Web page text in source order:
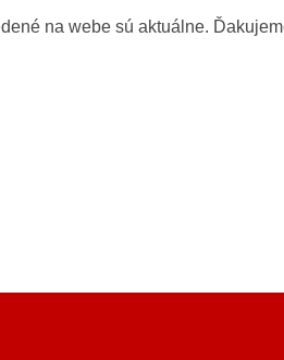
na webe sú aktuálne.